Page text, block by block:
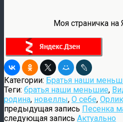
Моя страничка
Категории: Братья наши
Теги: братья наши меньшие,
родина, новеллы, О себе, Орлик
предыдущая запись Песенка
следующая запись Актуально